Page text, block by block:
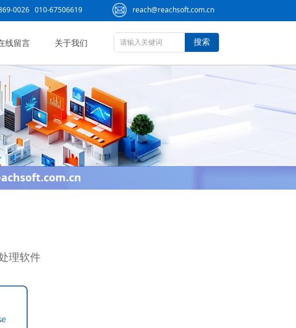
线留言 关于我们 搜索
0026 010-67506619 reach@reachsoft.com.cn
理软件